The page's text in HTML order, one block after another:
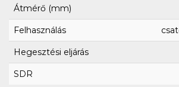
Átmérő (mm)
Felhasználás
Hegesztési eljárás
SDR